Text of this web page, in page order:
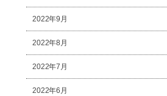
2022年9月
2022年8月
2022年7月
2022年6月